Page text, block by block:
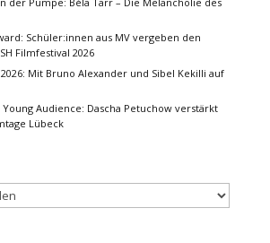
Schüler:innen aus MV vergeben den
Filmfestival 2026
Mit Bruno Alexander und Sibel Kekilli auf
Audience: Dascha Petuchow verstärkt
Lübeck